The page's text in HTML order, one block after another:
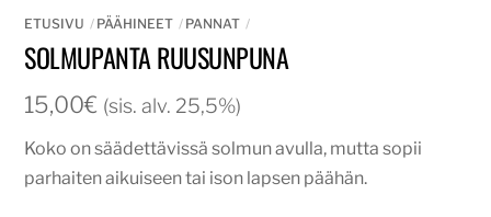
ETUSIVU PÄÄHINEET PANNAT
SOLMUPANTA RUUSUNPUNA
15,00€ (sis. alv. 25,5%)
Koko on säädettävissä solmun avulla, mutta sopii
parhaiten aikuiseen tai ison lapsen päähän.